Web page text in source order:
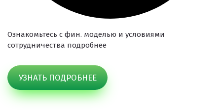
Ознакомьтесь с фин. моделью и условиями
сотрудничества подробнее
УЗНАТЬ ПОДРОБНЕЕ